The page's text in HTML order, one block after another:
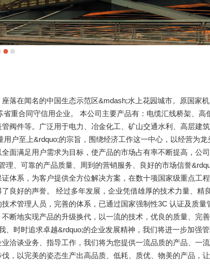
落在闻名的中国生态示范区&mdash;水上花园城市。原国家
重合同守信用企业。 本公司主要产品有：电缆汇线桥架、高
阀件等。广泛用于电力、冶金化工、矿山交通水利、高层建
用户至上&rdquo;的宗旨，围绕经济工作这一中心，以经营为
面满足用户需求为目标，使产品的市场占有率不断提高，公
理、可靠的产品质量、周到的营销服务、良好的市场信誉
体系，为客户提供全方位解决方案，在数十项国家级重点工
良好的声誉。 经过多年发展，企业凭借雄厚的技术力量、精
术管理人员，完善的体系，已通过国家强制性3C 认证及质量
断地实现产品的升级换代，以一流的技术，优良的质量、完
、时时追求卓越&rdquo;的企业发展精神，我们将进一步加强
洽谈业务、指导工作，我们将为您提供一流品质的产品、一
，以完美的姿态生产出高品质、低耗、质优、物美的产品，